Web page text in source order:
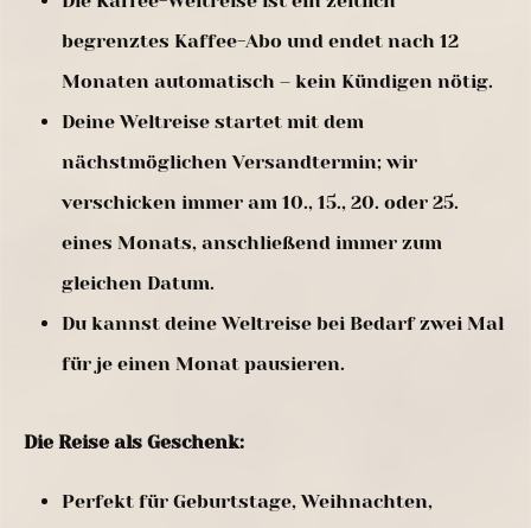
begrenztes Kaffee-Abo und endet nach 12
Monaten automatisch – kein Kündigen nötig.
Deine Weltreise startet mit dem
nächstmöglichen Versandtermin; wir
verschicken immer am 10., 15., 20. oder 25.
eines Monats, anschließend immer zum
gleichen Datum.
Du kannst deine Weltreise bei Bedarf zwei Mal
für je einen Monat pausieren.
Die Reise als Geschenk:
Perfekt für Geburtstage, Weihnachten,